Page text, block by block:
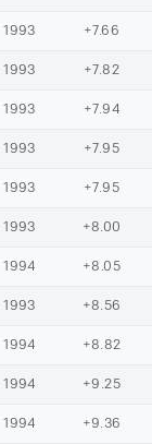
1993 +7.66
1993 +7.82
1993 +7.94
1993 +7.95
1993 +7.95
1993 +8.00
1994 +8.05
1993 +8.56
1994 +8.82
1994 +9.25
1994 +9.36